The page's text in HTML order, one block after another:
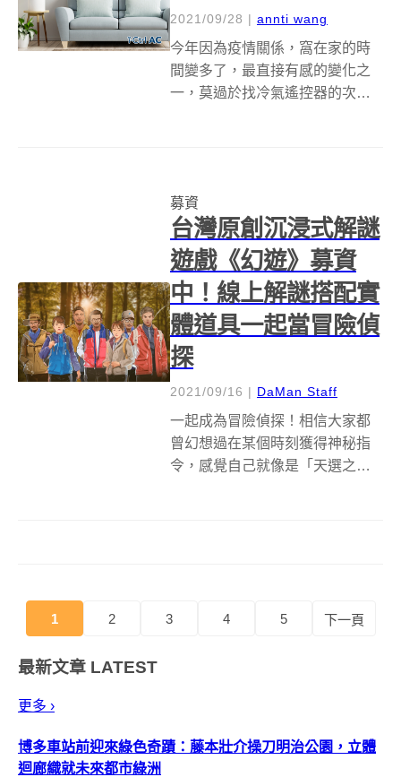
2021/09/28 | annti wang
今年因為疫情關係，窩在家的時
間變多了，最直接有感的變化之
一，莫過於找冷氣遙控器的次數
氣通常會名列其中，讓消費者只
要用智慧型手機＋...
募資
台灣原創沉浸式解謎
遊戲《幻遊》募資
中！線上解謎搭配實
體道具一起當冒險偵
探
2021/09/16 | DaMan Staff
一起成為冒險偵探！相信大家都
曾幻想過在某個時刻獲得神秘指
令，感覺自己就像是「天選之
1
2 3 4 5 下一頁
最新文章 LATEST
更多 ›
博多車站前迎來綠色奇蹟：藤本壯介操刀明治公園，立體
迴廊織就未來都市綠洲